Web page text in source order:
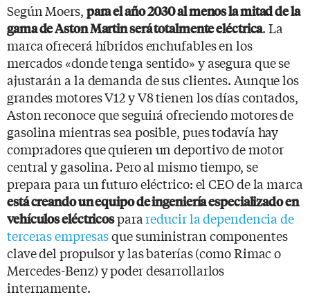
Según Moers, para el año 2030 al menos la mitad de la
gama de Aston Martin será totalmente eléctrica. La
marca ofrecerá híbridos enchufables en los
mercados «donde tenga sentido» y asegura que se
ajustarán a la demanda de sus clientes. Aunque los
grandes motores V12 y V8 tienen los días contados,
Aston reconoce que seguirá ofreciendo motores de
gasolina mientras sea posible, pues todavía hay
compradores que quieren un deportivo de motor
central y gasolina. Pero al mismo tiempo, se
prepara para un futuro eléctrico: el CEO de la marca
está creando un equipo de ingeniería especializado en
vehículos eléctricosparareducir la dependencia de
terceras empresasque suministran componentes
clave del propulsor y las baterías (como Rimac o
Mercedes-Benz) y poder desarrollarlos
internamente.